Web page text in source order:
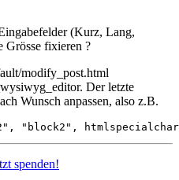
(Kurz, Lang,
Grösse fixieren ?
modify_post.html
Der letzte
Wunsch anpassen, also z.B.
"block2",
spenden!